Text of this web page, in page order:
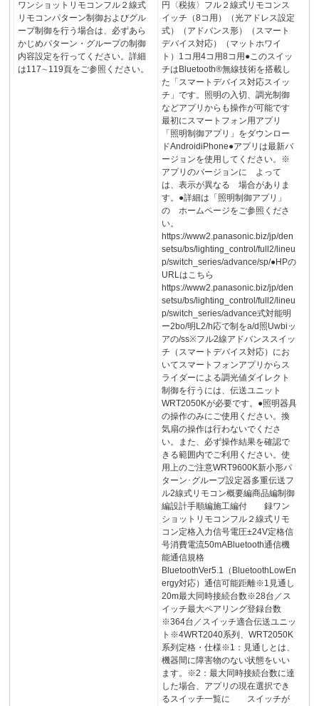
ワンショットリモコンフル２線式
リモコンパターン制御およびグル
ープ制御を行う場合は、必ずあら
かじめパターン・グループの制御
内容設定を行ってください。詳細
は117∼119頁をご参照ください。
円〈税抜〉フル２線式リモコンス
イッチ（8コ用）（光アドレス設定
式）（アドバンス形）（スマート
デバイス対応）（マットホワイ
ト）1コ用4コ用8コ用●このスイッ
チはBluetooth®無線技術を搭載し
た「スマートデバイス対応スイッ
チ」です。照明の入切、調光制御
などアプリからも操作が可能です
最初にスマートフォン用アプリ
「照明制御アプリ」をダウンロー
ドAndroidiPhone●アプリは最新バ
ージョンを使用してください。※
アプリのバージョンに よって
は、表示が異なる 場合がありま
す。●詳細は「照明制御アプリ」
の ホームページをご参照くださ
い。
https://www2.panasonic.biz/jp/den
setsu/bs/lighting_control/full2/lineu
p/switch_series/advance/sp/●HPの
URLはこちら
https://www2.panasonic.biz/jp/den
setsu/bs/lighting_control/full2/lineu
p/switch_series/advance式対能明
ー2bo/明L2/h応で制をa/d照Uwbiッ
アの/ss※フル2線アドバンススイッ
チ（スマートデバイス対応）にお
いてスマートフォンアプリからス
ライダーによる調光値ダイレクト
制御を行うには、伝送ユニット
WRT2050Kが必要です。●照明器具
の操作のみにご使用ください。換
気扇の操作は行わないでくださ
い。また、必ず操作結果を確認で
きる範囲内でご利用ください。使
用上のご注意WRT9600K新小形パ
ターン･グループ設定器多重伝送フ
ル2線式リモコン概要編商品編制御
編設計手順編施工編付 録ワン
ショットリモコンフル２線式リモ
コン定格入力信号電圧±24V定格信
号消費電流50mABluetooth通信機
能通信規格
BluetoothVer5.1（BluetoothLowEn
ergy対応）通信可能距離※1見通し
20m最大同時接続台数※28台／ス
イッチ最大ペアリング登録台数
※364台／スイッチ適合伝送ユニッ
ト※4WRT2040系列、WRT2050K
系列定格・仕様※1：見通しとは、
機器間に障害物のない状態をいい
ます。※2：最大同時接続台数に達
した場合、アプリの現在選択でき
るスイッチ一覧に スイッチが